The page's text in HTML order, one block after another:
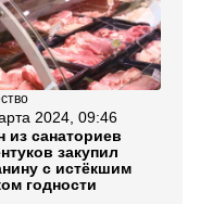
2024, 09:46
из санаториев
закупил
с истёкшим
годности